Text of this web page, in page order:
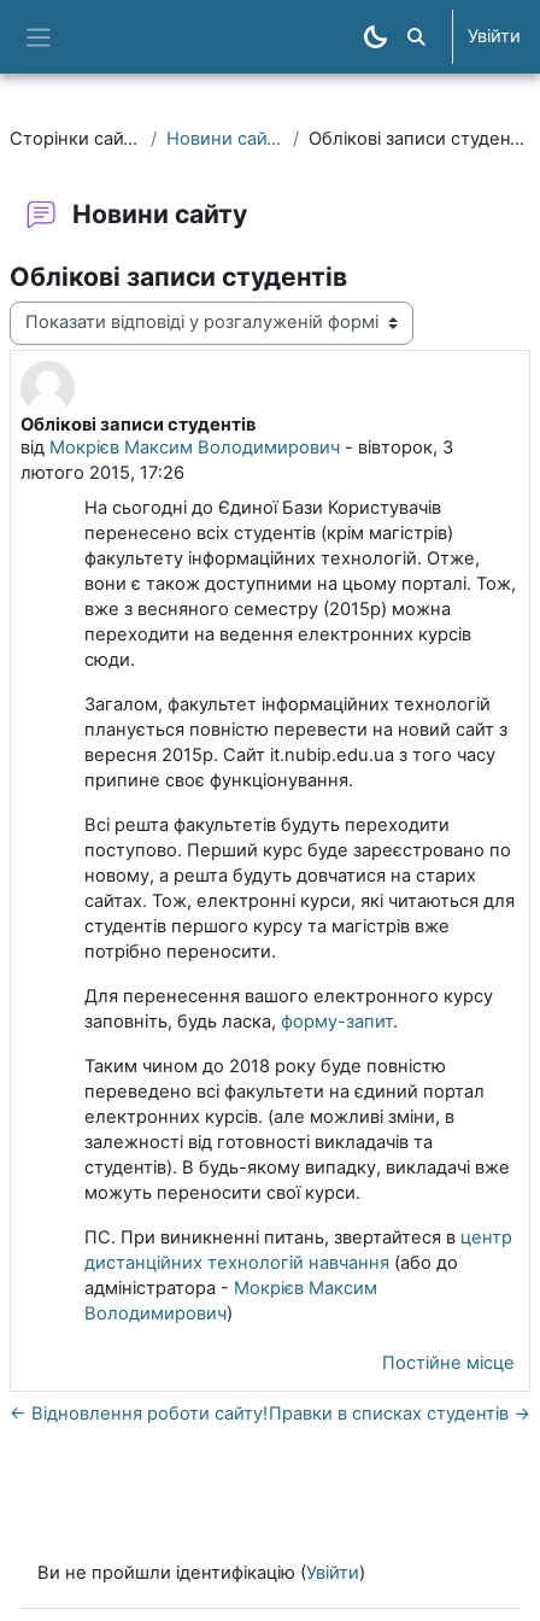
Пошук курсів
Увійти
Сторінки сайту Новини сайту Облікові записи студентів
Новини сайту
Облікові записи студентів
Тип показу
Облікові записи студентів
від Мокрієв Максим Володимирович - вівторок, 3
лютого 2015, 17:26
Кількість відповідей: 0
На сьогодні до Єдиної Бази Користувачів
перенесено всіх студентів (крім магістрів)
факультету інформаційних технологій. Отже,
вони є також доступними на цьому порталі. Тож,
вже з весняного семестру (2015р) можна
переходити на ведення електронних курсів
сюди.
Загалом, факультет інформаційних технологій
планується повністю перевести на новий сайт з
вересня 2015р. Сайт it.nubip.edu.ua з того часу
припине своє функціонування.
Всі решта факультетів будуть переходити
поступово. Перший курс буде зареєстровано по
новому, а решта будуть довчатися на старих
сайтах. Тож, електронні курси, які читаються для
студентів першого курсу та магістрів вже
потрібно переносити.
Для перенесення вашого електронного курсу
заповніть, будь ласка, форму-запит.
Таким чином до 2018 року буде повністю
переведено всі факультети на єдиний портал
електронних курсів. (але можливі зміни, в
залежності від готовності викладачів та
студентів). В будь-якому випадку, викладачі вже
можуть переносити свої курси.
ПС. При виникненні питань, звертайтеся в центр
дистанційних технологій навчання (або до
адміністратора - Мокрієв Максим
Володимирович)
Постійне місце
← Відновлення роботи сайту!Правки в списках студентів →
Ви не пройшли ідентифікацію (Увійти)